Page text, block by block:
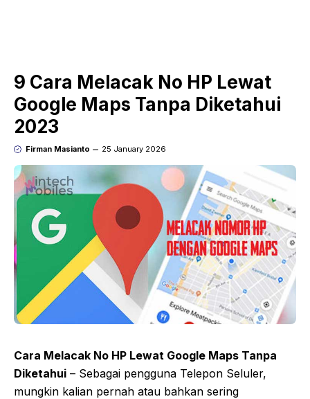
9 Cara Melacak No HP Lewat
Google Maps Tanpa Diketahui
2023
Firman Masianto 25 January 2026
Cara Melacak No HP Lewat Google Maps Tanpa
Diketahui – Sebagai pengguna Telepon Seluler,
mungkin kalian pernah atau bahkan sering